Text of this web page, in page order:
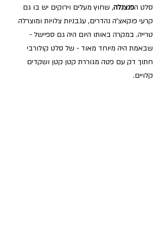
סלט הפנצנלה, שחוץ מעלים וירוקים יש בו גם
קרעי פוקאצ'ה נהדרים, עגבניות צלויות ומוצרלה
טרייה. במקרה באותו היום היה גם ספיישל -
שבאמת היה מיוחד מאוד - של סלט קולורבי
חתוך דק עם פטה מגוררת קטן קטן ושקדים
קלויים.